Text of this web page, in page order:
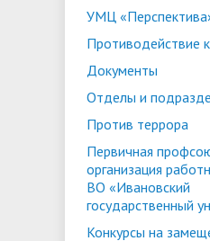
•
• Организация
образовательной
УМЦ
Противодействие
Документы
Отделы и
Против террора
Первичная
организация
ВО «Ивановский
государственный
Конкурсы на